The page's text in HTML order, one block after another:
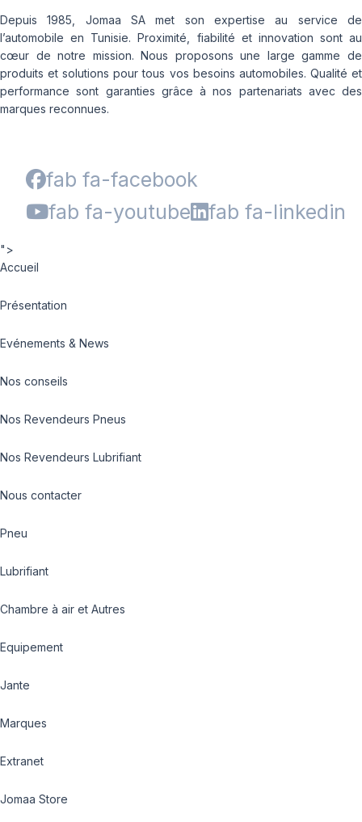
Depuis 1985, Jomaa SA met son expertise au service de
l’automobile en Tunisie. Proximité, fiabilité et innovation sont au
cœur de notre mission. Nous proposons une large gamme de
produits et solutions pour tous vos besoins automobiles. Qualité et
performance sont garanties grâce à nos partenariats avec des
marques reconnues.
fab fa-facebook
fab fa-youtube
fab fa-linkedin
">
Accueil
Présentation
Evénements & News
Nos conseils
Nos Revendeurs Pneus
Nos Revendeurs Lubrifiant
Nous contacter
Pneu
Lubrifiant
Chambre à air et Autres
Equipement
Jante
Marques
Extranet
Jomaa Store